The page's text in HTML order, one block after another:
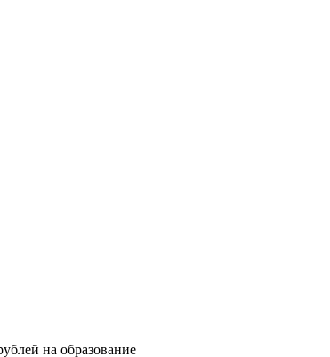
на образование